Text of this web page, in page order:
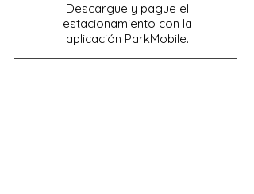
Descargue y pague el
estacionamiento con la
aplicación ParkMobile.